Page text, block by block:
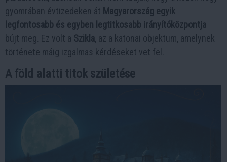
gyomrában évtizedeken át Magyarország egyik
legfontosabb és egyben legtitkosabb irányítóközpontja
bújt meg. Ez volt a Szikla, az a katonai objektum, amelynek
története máig izgalmas kérdéseket vet fel.
A föld alatti titok születése